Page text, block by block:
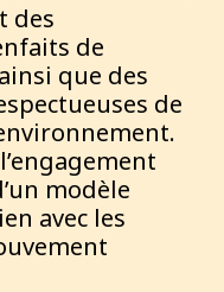
des
de
que des
de
modèle
avec les